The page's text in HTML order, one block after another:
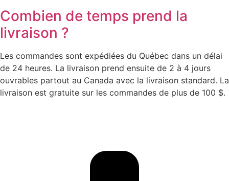
Combien de temps prend la
livraison ?
Les commandes sont expédiées du Québec dans un délai
de 24 heures. La livraison prend ensuite de 2 à 4 jours
ouvrables partout au Canada avec la livraison standard. La
livraison est gratuite sur les commandes de plus de 100 $.